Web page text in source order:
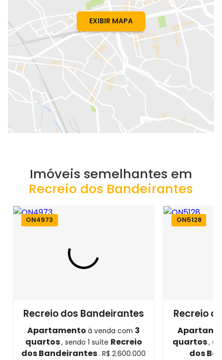
EXIBIR MAPA
Imóveis semelhantes em
Recreio dos Bandeirantes
ON4973
Recreio dos Bandeirantes
Apartamentoà venda com 3
quartos, sendo 1 suíte Recreio
dos Bandeirantes. R$ 2.600.000
ON5128
Recreio
quartos,
dos